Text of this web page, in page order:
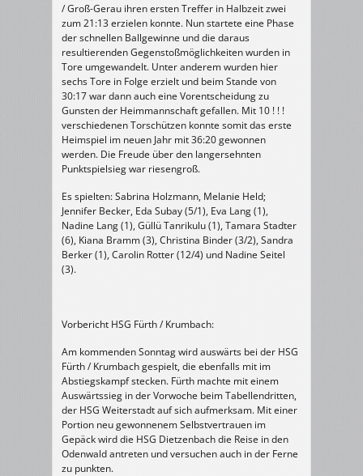
/ Groß-Gerau ihren ersten Treffer in Halbzeit zwei
zum 21:13 erzielen konnte. Nun startete eine Phase
der schnellen Ballgewinne und die daraus
resultierenden Gegenstoßmöglichkeiten wurden in
Tore umgewandelt. Unter anderem wurden hier
sechs Tore in Folge erzielt und beim Stande von
30:17 war dann auch eine Vorentscheidung zu
Gunsten der Heimmannschaft gefallen. Mit 10 ! ! !
verschiedenen Torschützen konnte somit das erste
Heimspiel im neuen Jahr mit 36:20 gewonnen
werden. Die Freude über den langersehnten
Punktspielsieg war riesengroß.
Es spielten: Sabrina Holzmann, Melanie Held;
Jennifer Becker, Eda Subay (5/1), Eva Lang (1),
Nadine Lang (1), Güllü Tanrikulu (1), Tamara Stadter
(6), Kiana Bramm (3), Christina Binder (3/2), Sandra
Berker (1), Carolin Rotter (12/4) und Nadine Seitel
(3).
Vorbericht HSG Fürth / Krumbach:
Am kommenden Sonntag wird auswärts bei der HSG
Fürth / Krumbach gespielt, die ebenfalls mit im
Abstiegskampf stecken. Fürth machte mit einem
Auswärtssieg in der Vorwoche beim Tabellendritten,
der HSG Weiterstadt auf sich aufmerksam. Mit einer
Portion neu gewonnenem Selbstvertrauen im
Gepäck wird die HSG Dietzenbach die Reise in den
Odenwald antreten und versuchen auch in der Ferne
zu punkten.